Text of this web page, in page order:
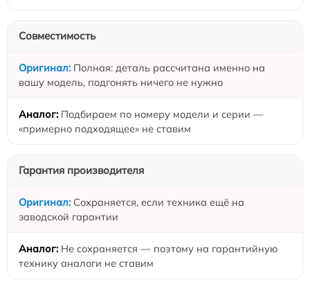
Совместимость
Полная: деталь рассчитана именно на
вашу модель, подгонять ничего не нужно
Подбираем по номеру модели и серии —
«примерно подходящее» не ставим
Гарантия производителя
Сохраняется, если техника ещё на
заводской гарантии
Не сохраняется — поэтому на гарантийную
технику аналоги не ставим